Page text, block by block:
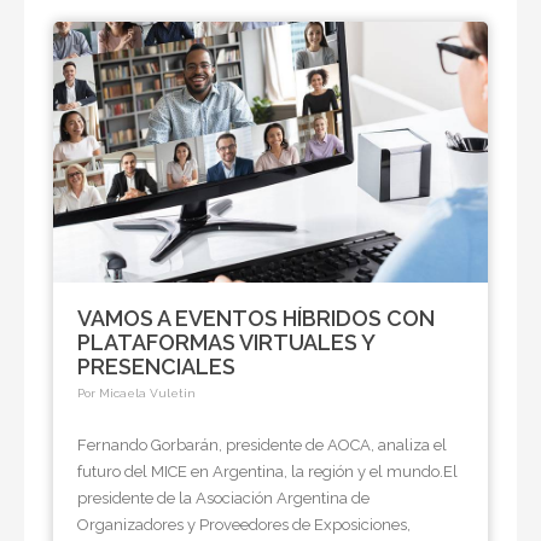
VAMOS A EVENTOS HÍBRIDOS CON
PLATAFORMAS VIRTUALES Y
PRESENCIALES
Por Micaela Vuletin
Fernando Gorbarán, presidente de AOCA, analiza el
futuro del MICE en Argentina, la región y el mundo.El
presidente de la Asociación Argentina de
Organizadores y Proveedores de Exposiciones,